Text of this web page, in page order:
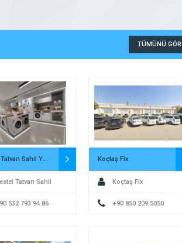
TÜMÜNÜ GÖR
Vestel Tatvan Sahil Yetkili Satış Mağazası – İlkpa DTM
Tatvan Sahil
Mağazası –
532 793 94 86
Koçtaş Fix
Koçtaş Fix
+90 850 209 5050